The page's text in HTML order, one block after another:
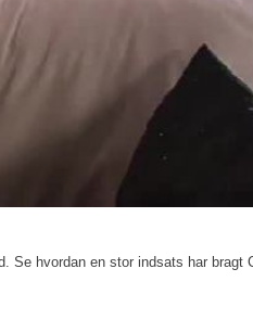
Se hvordan en stor indsats har bragt